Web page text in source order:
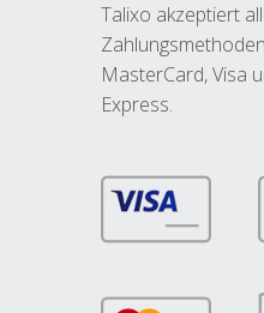
Talixo akzeptiert
MasterCard, Visa
Express.